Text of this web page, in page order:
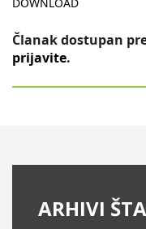
DOWNLOAD
Članak dostupan
prijavite.
ARHIVI